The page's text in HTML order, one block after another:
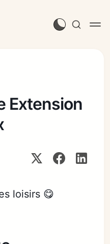
Extension
loisirs 😋